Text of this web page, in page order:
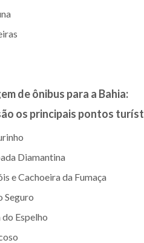
de ônibus para a Bahia:
os principais pontos
Diamantina
e Cachoeira da Fumaça
Seguro
do Espelho